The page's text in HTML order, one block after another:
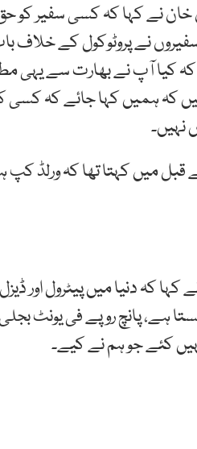
نے کہا کہ کسی سفیر کو حق
نے پروٹوکول کے خلاف
کیا آپ نے بھارت سے یہی
کہ ہمیں کہا جائے کہ کسی
نہیں۔
جانے سے قبل میں کہتا تھا کہ
کہ دنیا میں پیٹرول اور
ہے، پانچ روپے فی یونٹ